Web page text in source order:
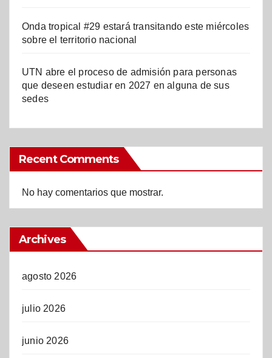
Onda tropical #29 estará transitando este miércoles
sobre el territorio nacional
UTN abre el proceso de admisión para personas
que deseen estudiar en 2027 en alguna de sus
sedes
Recent Comments
No hay comentarios que mostrar.
Archives
agosto 2026
julio 2026
junio 2026